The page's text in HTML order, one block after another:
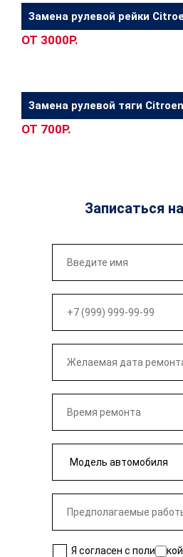
Замена рулевой рейки
ОТ 3000Р.
Замена рулевой тяги
ОТ 700Р.
Записаться
Я согласен с политикой